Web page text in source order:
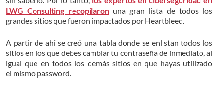
LWG Consulting recopilaronuna gran lista de todos los
grandes sitios que fueron impactados por Heartbleed.
A partir de ahí se creó una tabla donde se enlistan todos los
sitios en los que debes cambiar tu contraseña de inmediato, al
igual que en todos los demás sitios en que hayas utilizado
el mismo password.